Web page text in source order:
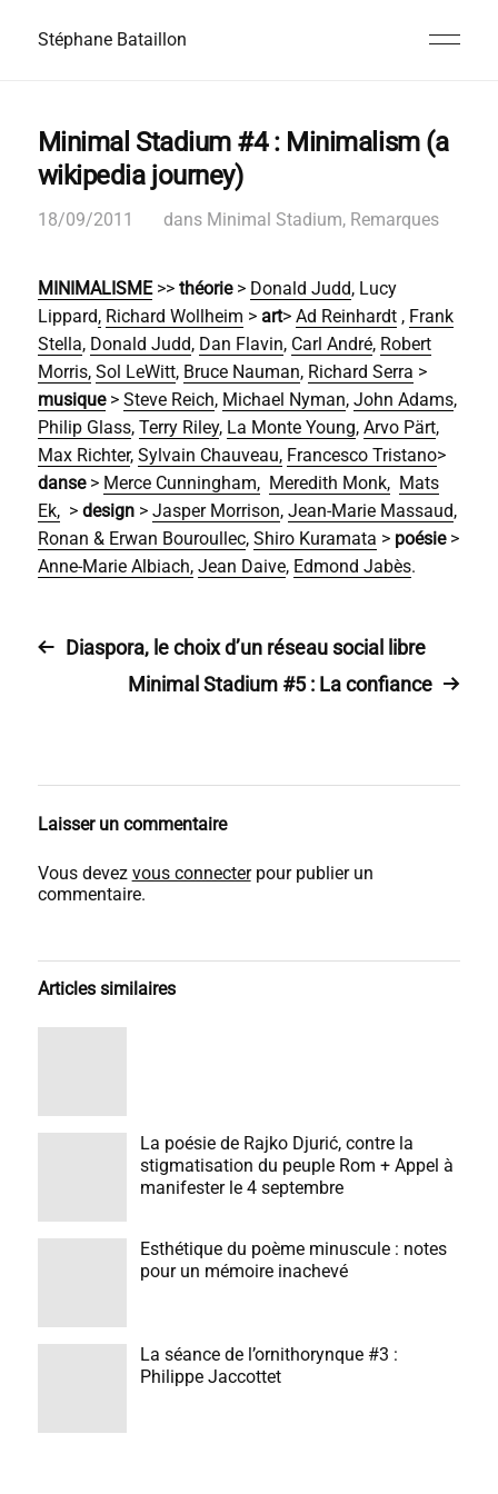
Stéphane Bataillon
Minimal Stadium #4 : Minimalism (a
wikipedia journey)
18/09/2011 dans Minimal Stadium, Remarques
MINIMALISME>> théorie> Donald Judd, Lucy
Lippard, Richard Wollheim >art> Ad Reinhardt, Frank
Stella, Donald Judd, Dan Flavin, Carl André, Robert
Morris, Sol LeWitt, Bruce Nauman, Richard Serra >
musique> Steve Reich, Michael Nyman, John Adams,
Philip Glass, Terry Riley, La Monte Young, Arvo Pärt,
Max Richter, Sylvain Chauveau, Francesco Tristano>
danse> Merce Cunningham, Meredith Monk, Mats
Ek,> design> Jasper Morrison, Jean-Marie Massaud,
Ronan & Erwan Bouroullec, Shiro Kuramata >poésie>
Anne-Marie Albiach, Jean Daive, Edmond Jabès.
Diaspora, le choix d’un réseau social libre
Minimal Stadium #5 : La confiance
Laisser un commentaire
Vous devez vous connecterpour publier un
commentaire.
Articles similaires
La poésie de Rajko Djurić, contre la
stigmatisation du peuple Rom + Appel à
manifester le 4 septembre
Esthétique du poème minuscule : notes
pour un mémoire inachevé
La séance de l’ornithorynque #3 :
Philippe Jaccottet